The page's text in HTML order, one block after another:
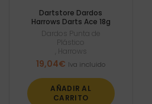
Dartstore Dardos
Harrows Darts Ace 18g
Dardos Punta de
Plástico
Harrows
19,04€ Iva incluido
AÑADIR AL
CARRITO